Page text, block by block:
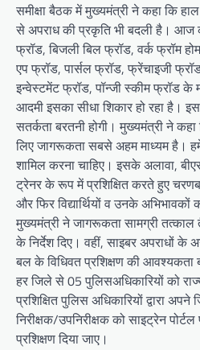
समीक्षा बैठक में मुख्यमंत्री ने कहा कि
से अपराध की प्रकृति भी बदली है।
फ्रॉड, बिजली बिल फ्रॉड, वर्क फ्रॉम
एप फ्रॉड, पार्सल फ्रॉड, फ्रेंचाइजी
इन्वेस्टमेंट फ्रॉड, पॉन्जी स्कीम फ्रॉड
आदमी इसका सीधा शिकार हो रहा है।
सतर्कता बरतनी होगी। मुख्यमंत्री ने
लिए जागरूकता सबसे अहम माध्यम है।
शामिल करना चाहिए। इसके अलावा,
ट्रेनर के रूप में प्रशिक्षित करते हुए
और फिर विद्यार्थियों व उनके
मुख्यमंत्री ने जागरूकता सामग्री तत्काल
के निर्देश दिए। वहीं, साइबर अपराधों
बल के विधिवत प्रशिक्षण की आवश्यकता
हर जिले से 05 पुलिसअधिकारियों को
प्रशिक्षित पुलिस अधिकारियों द्वारा
निरीक्षक/उपनिरीक्षक को साइट्रेन
प्रशिक्षण दिया जाए।